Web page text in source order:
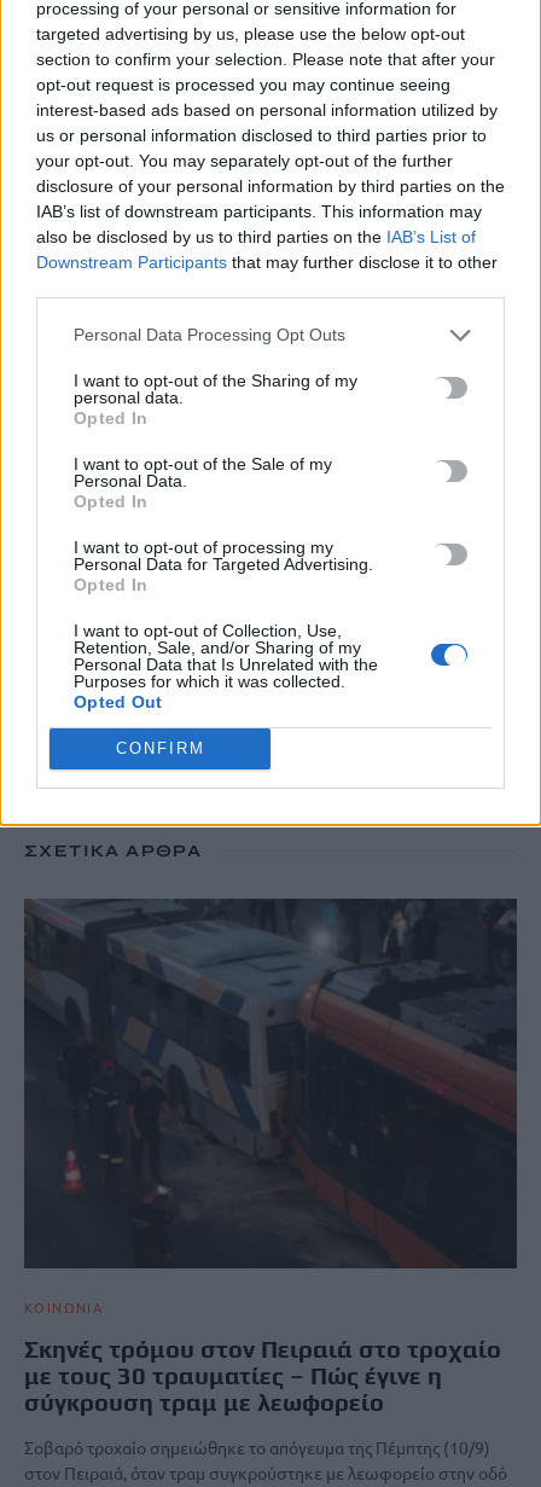
processing of your personal or sensitive information for
targeted advertising by us, please use the below opt-out
section to confirm your selection. Please note that after your
opt-out request is processed you may continue seeing
interest-based ads based on personal information utilized by
us or personal information disclosed to third parties prior to
your opt-out. You may separately opt-out of the further
disclosure of your personal information by third parties on the
IAB’s list of downstream participants. This information may
also be disclosed by us to third parties on the IAB’s List of
Downstream Participants that may further disclose it to other
Personal Data Processing Opt Outs
I want to opt-out of the Sharing of my
personal data.
Opted In
I want to opt-out of the Sale of my
Personal Data.
Opted In
I want to opt-out of processing my
Personal Data for Targeted Advertising.
Opted In
I want to opt-out of Collection, Use,
Retention, Sale, and/or Sharing of my
Personal Data that Is Unrelated with the
Purposes for which it was collected.
Opted Out
CONFIRM
στη Ράφα
9 Αυγούστου, 2026
Ροδόπη: Στο νοσοκομείο ανήλικος λόγω κατανάλωσης αλκοόλ
– Συνελήφθη υπάλληλος καταστήματος
9 Αυγούστου, 2026
Τζο Μπάιντεν: Ο καρκίνος έχει κάνει μετάσταση στα οστά –
«Επώδυνη και εξουθενωτική μάχη»
ΠΑΣΟΚ κατά εφημερίδας για την «συνάντηση»
Διαμαντοπούλου και Χριστοδουλάκη με Γεραπετρίτη:
«Φαντασιόπληκτο ρεπορτάζ»
Νέα μελέτη ρίχνει φως στο μυστήριο του «Καταρράκτη του
9 Αυγούστου, 2026
TRENDING
ΣΚΙΑΘΟΣ #ΒΙΑΣΜΟΣ ΑΝΗΛΙΚΟΥ
ΣΧΕΤΙΚΆ ΆΡΘΡΑ
ΚΟΙΝΩΝΙΑ
Σκηνές τρόμου στον Πειραιά στο τροχαίο
με τους 30 τραυματίες – Πώς έγινε η
σύγκρουση τραμ με λεωφορείο
Σοβαρό τροχαίο σημειώθηκε το απόγευμα της Πέμπτης (10/9)
στον Πειραιά, όταν τραμ συγκρούστηκε με λεωφορείο στην οδό